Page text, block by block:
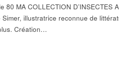
80 MA COLLECTION D’INSECTES
Simer, illustratrice reconnue de
Création…